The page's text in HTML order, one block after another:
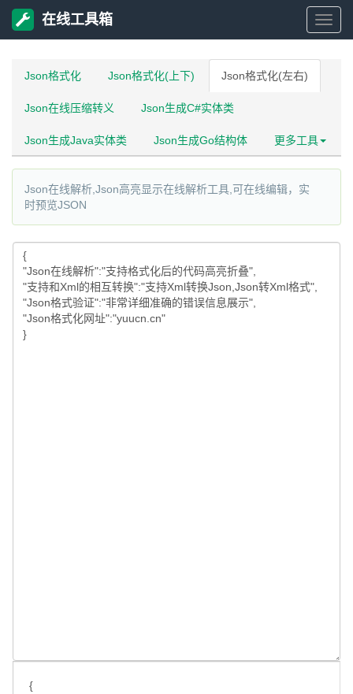
在
在线工具箱
Json格式化 Json格式化(上下) Json格式化(左右)
Json在线压缩转义 Json生成C#实体类
Json生成Java实体类 Json生成Go结构体 更多工具
Json在线解析,Json高亮显示在线解析工具,可在线编辑，实
时预览JSON
{